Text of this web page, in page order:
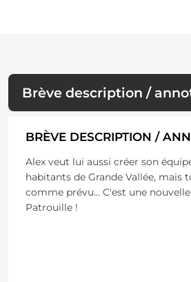
Brève description /
BRÈVE DESCRIPTION /
Alex veut lui aussi créer son
habitants de Grande Vallée, mais
comme prévu... C'est une
Patrouille !